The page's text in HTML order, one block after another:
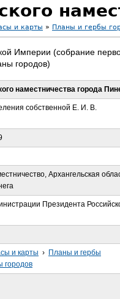
и карты » Планы и гербы
Империи (собрание
городов)
наместничества города
собственной Е. И. В.
Архангельская
Президента
и карты › Планы и гербы
городов